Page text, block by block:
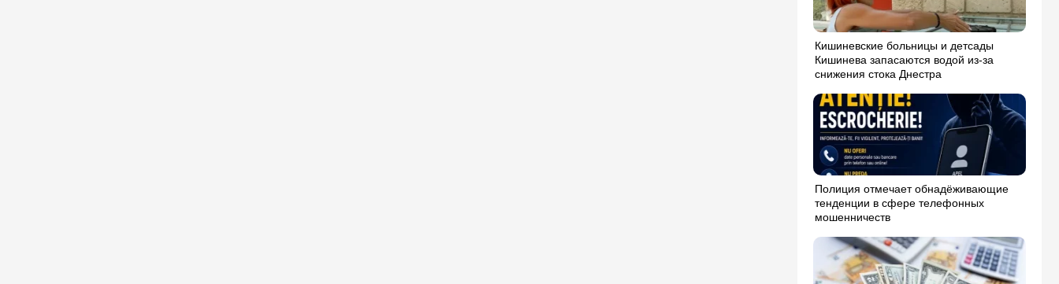
Кишиневские больницы и детсады
Кишинева запасаются водой из-за
снижения стока Днестра
Полиция отмечает обнадёживающие
тенденции в сфере телефонных
мошенничеств